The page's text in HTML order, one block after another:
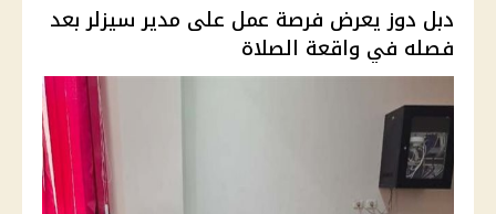
دبل دوز يعرض فرصة عمل على مدير سيزلر بعد
فصله في واقعة الصلاة